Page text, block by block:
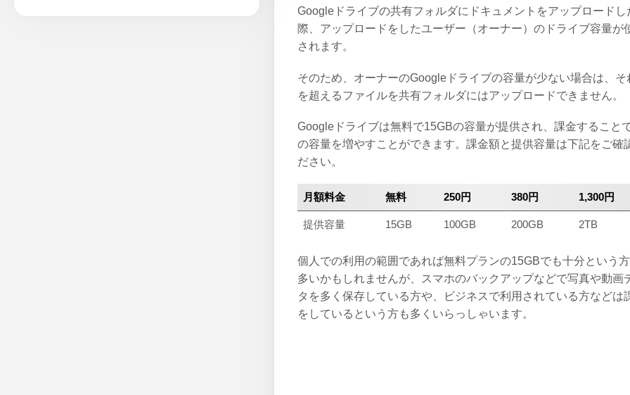
Googleドライブの共有フォルダにドキュメントをアップロードし
際、アップロードをしたユーザー（オーナー）のドライブ容量が
されます。
そのため、オーナーのGoogleドライブの容量が少ない場合は、そ
を超えるファイルを共有フォルダにはアップロードできません。
Googleドライブは無料で15GBの容量が提供され、課金すること
の容量を増やすことができます。課金額と提供容量は下記をご確
ださい。
月額料金 無料 250円 380円 1,300円
提供容量 15GB 100GB 200GB 2TB
個人での利用の範囲であれば無料プランの15GBでも十分という
多いかもしれませんが、スマホのバックアップなどで写真や動画
タを多く保存している方や、ビジネスで利用されている方などは
をしているという方も多くいらっしゃいます。